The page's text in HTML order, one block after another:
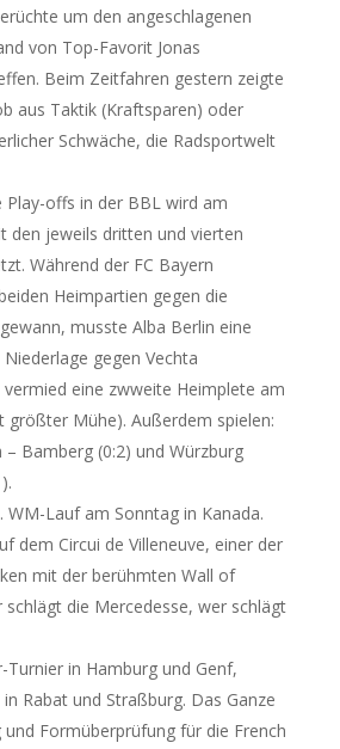
um den angeschlagenen
von Top-Favorit Jonas
Beim Zeitfahren gestern zeigte
aus Taktik (Kraftsparen) oder
Schwäche, die Radsportwelt
Play-offs in der BBL wird am
den jeweils dritten und vierten
Während der FC Bayern
Heimpartien gegen die
musste Alba Berlin eine
gegen Vechta
eine zwweite Heimplete am
größter Mühe). Außerdem spielen:
Bamberg (0:2) und Würzburg
WM-Lauf am Sonntag in Kanada.
dem Circui de Villeneuve, einer der
mit der berühmten Wall of
schlägt die Mercedesse, wer schlägt
Turnier in Hamburg und Genf,
Rabat und Straßburg. Das Ganze
und Formüberprüfung für die French